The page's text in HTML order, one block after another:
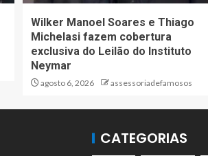
Wilker Manoel Soares e Thiago
Michelasi fazem cobertura
exclusiva do Leilão do Instituto
Neymar
agosto 6, 2026 assessoriadefamosos
CATEGORIAS